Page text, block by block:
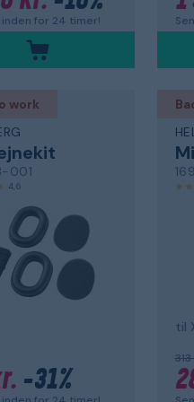
inden for 24 timer!
work
001
4,6
-31%
til